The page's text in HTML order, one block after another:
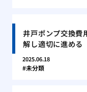
井戸ポンプ交換費
解し適切に進める
2025.06.18
未分類